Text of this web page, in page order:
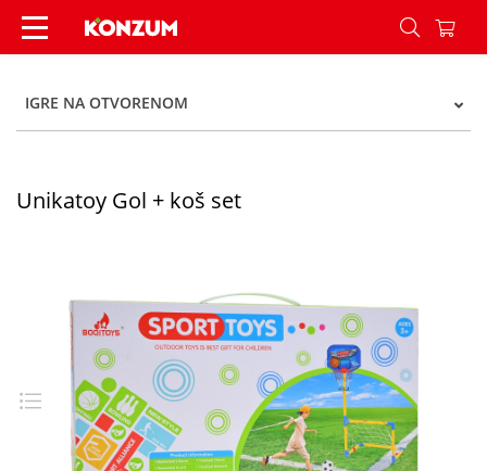
Unikatoy Gol + koš set - Konzum
IGRE NA OTVORENOM
Unikatoy Gol + koš set